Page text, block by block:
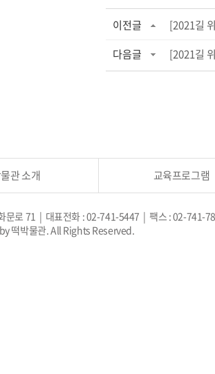
이전글
[2021길
다음글
[2021길
관 소개 교육프로그램
문로 71 | 대표전화 : 02-741-5447 | 팩스 : 02-741-
떡박물관. All Rights Reserved.